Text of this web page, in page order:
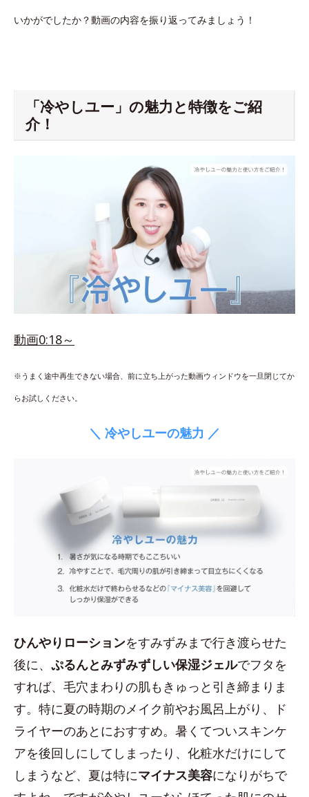
いかがでしたか？動画の内容を振り返ってみましょう！
「冷やしユー」の魅力と特徴をご紹
介！
動画0:18～
※うまく途中再生できない場合、前に立ち上がった動画ウィンドウを一旦閉じてか
らお試しください。
＼ 冷やしユーの魅力 ／
ひんやりローションをすみずみまで行き渡らせた
後に、 ぷるんとみずみずしい保湿ジェルでフタを
すれば、毛穴まわりの肌もきゅっと引き締まりま
す。特に夏の時期のメイク前やお風呂上がり、ド
ライヤーのあとにおすすめ。暑くてついスキンケ
アを後回しにしてしまったり、化粧水だけにして
しまうなど、夏は特にマイナス美容になりがちで